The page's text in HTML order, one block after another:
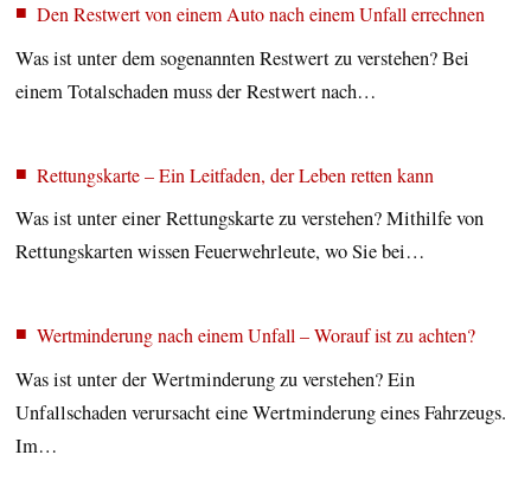
Den Restwert von einem Auto nach einem Unfall errechnen
Was ist unter dem sogenannten Restwert zu verstehen? Bei
einem Totalschaden muss der Restwert nach…
Rettungskarte – Ein Leitfaden, der Leben retten kann
Was ist unter einer Rettungskarte zu verstehen? Mithilfe von
Rettungskarten wissen Feuerwehrleute, wo Sie bei…
Wertminderung nach einem Unfall – Worauf ist zu achten?
Was ist unter der Wertminderung zu verstehen? Ein
Unfallschaden verursacht eine Wertminderung eines Fahrzeugs.
Im…